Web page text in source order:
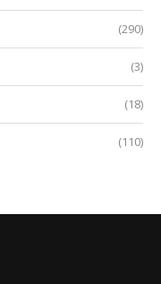
(290)
(3)
(18)
(110)